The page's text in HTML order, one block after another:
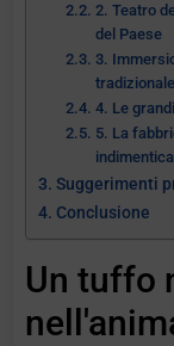
2. Teatro
del Paese
3.
tradizionale
4. Le
5. La
Suggerimenti
Conclusione
Un tuffo